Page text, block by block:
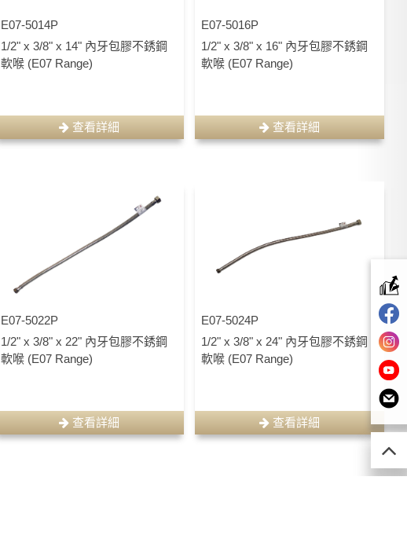
E07-5014P
1/2" x 3/8" x 14" 內牙包膠不銹鋼
軟喉 (E07 Range)
查看詳細
E07-5016P
1/2" x 3/8" x 16" 內牙包膠不銹鋼
軟喉 (E07 Range)
查看詳細
E07-5022P
1/2" x 3/8" x 22" 內牙包膠不銹鋼
軟喉 (E07 Range)
查看詳細
E07-5024P
1/2" x 3/8" x 24" 內牙包膠不銹鋼
軟喉 (E07 Range)
查看詳細